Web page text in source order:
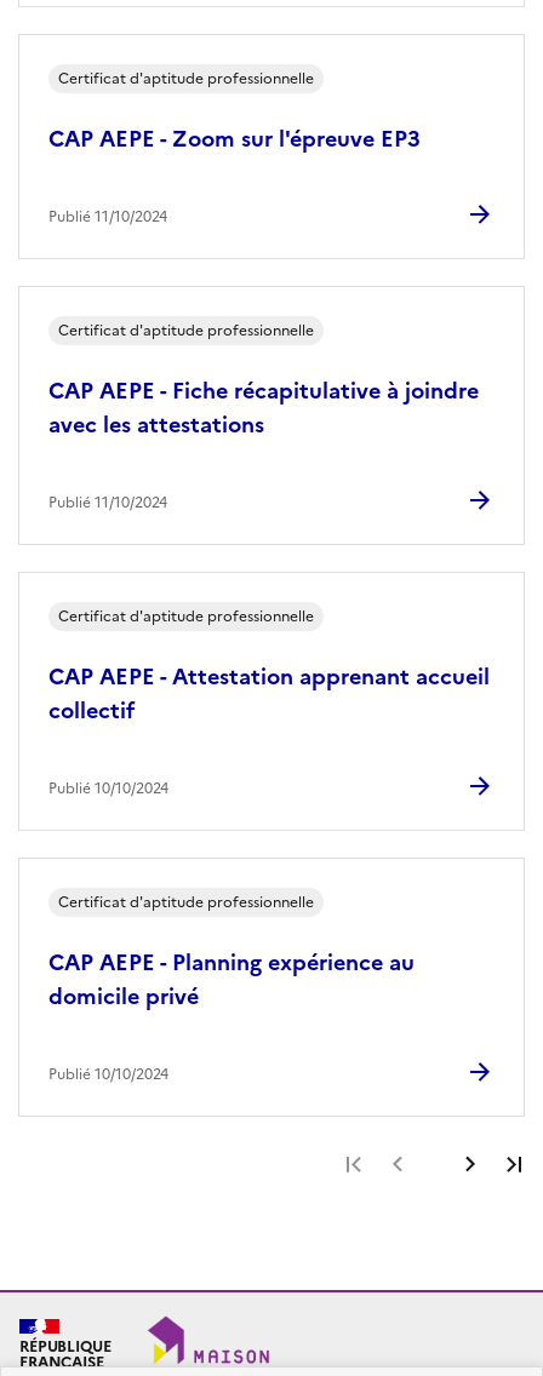
CAP AEPE - Zoom sur l'épreuve EP3
Certificat d'aptitude professionnelle
Publié 11/10/2024
CAP AEPE - Fiche récapitulative à joindre
avec les attestations
Certificat d'aptitude professionnelle
Publié 11/10/2024
CAP AEPE - Attestation apprenant accueil
collectif
Certificat d'aptitude professionnelle
Publié 10/10/2024
CAP AEPE - Planning expérience au
domicile privé
Certificat d'aptitude professionnelle
Publié 10/10/2024
Première page
Page
RÉPUBLIQUE
FRANÇAISE